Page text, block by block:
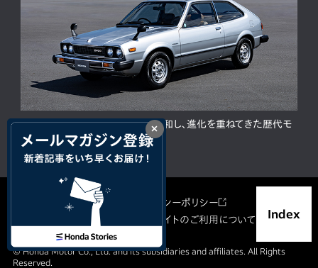
×
Index
ACCORD 50周年。人と時代に調和し、進化を重ねてきた歴代モ
デルの歩み
サイトマップ
プライバシーポリシー
ソーシャルメディア利用規約
サイトのご利用について
© Honda Motor Co., Ltd. and its subsidiaries and affiliates. All Rights
Reserved.